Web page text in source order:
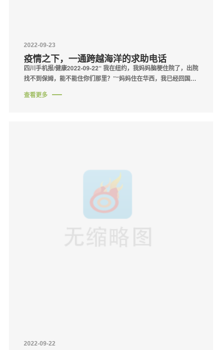
2022-09-23
疫情之下，一通跨越海洋的求助电话
四川手机报/健康2022-09-22“ 我在纽约，我妈妈脑梗住院了，出院
找不到保姆，能不能住你们那里？”“妈妈住在华西，我已经回国在
肺炎疫情又再度袭来，疫···
查看更多
2022-09-22